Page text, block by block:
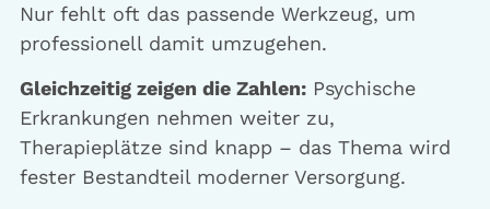
Nur fehlt oft das passende Werkzeug, um
professionell damit umzugehen.
Gleichzeitig zeigen die Zahlen:Psychische
Erkrankungen nehmen weiter zu,
Therapieplätze sind knapp – das Thema wird
fester Bestandteil moderner Versorgung.